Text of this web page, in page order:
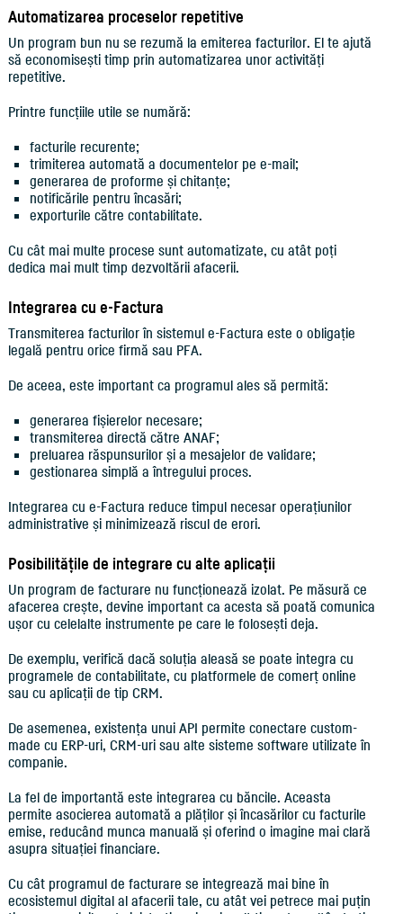
Automatizarea proceselor repetitive
Un program bun nu se rezumă la emiterea facturilor. El te ajută
să economisești timp prin automatizarea unor activități
repetitive.
Printre funcțiile utile se numără:
facturile recurente;
trimiterea automată a documentelor pe e-mail;
generarea de proforme și chitanțe;
notificările pentru încasări;
exporturile către contabilitate.
Cu cât mai multe procese sunt automatizate, cu atât poți
dedica mai mult timp dezvoltării afacerii.
Integrarea cu e-Factura
Transmiterea facturilor în sistemul e-Factura este o obligație
legală pentru orice firmă sau PFA.
De aceea, este important ca programul ales să permită:
generarea fișierelor necesare;
transmiterea directă către ANAF;
preluarea răspunsurilor și a mesajelor de validare;
gestionarea simplă a întregului proces.
Integrarea cu e-Factura reduce timpul necesar operațiunilor
administrative și minimizează riscul de erori.
Posibilitățile de integrare cu alte aplicații
Un program de facturare nu funcționează izolat. Pe măsură ce
afacerea crește, devine important ca acesta să poată comunica
ușor cu celelalte instrumente pe care le folosești deja.
De exemplu, verifică dacă soluția aleasă se poate integra cu
programele de contabilitate, cu platformele de comerț online
sau cu aplicații de tip CRM.
De asemenea, existența unui API permite conectare custom-
made cu ERP-uri, CRM-uri sau alte sisteme software utilizate în
companie.
La fel de importantă este integrarea cu băncile. Aceasta
permite asocierea automată a plăților și încasărilor cu facturile
emise, reducând munca manuală și oferind o imagine mai clară
asupra situației financiare.
Cu cât programul de facturare se integrează mai bine în
ecosistemul digital al afacerii tale, cu atât vei petrece mai puțin